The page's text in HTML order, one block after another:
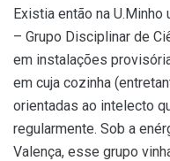
Existia então na U.Minho
– Grupo Disciplinar de
em instalações
em cuja cozinha
orientadas ao intelecto
regularmente. Sob a
Valença, esse grupo